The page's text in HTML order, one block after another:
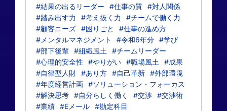
#結果の出るリーダー
#仕事の質 #対人関係
#踏み出す力
#考え抜く力
#チームで働く力
#顧客ニーズ #困りごと
#仕事の進め方
#メンタルマネジメント
#令和6年分 #学び
#部下後輩 #組織風土
#チームリーダー
#心理的安全性
#やりがい #職場風土
#成果
#自律型人財 #あり方 #自己革新 #外部環境
#年度経営計画 #ソリューション・フォーカス
#解決思考 #自分らしく働く #交渉 #交渉術
#業績 #Eメール #勘定科目